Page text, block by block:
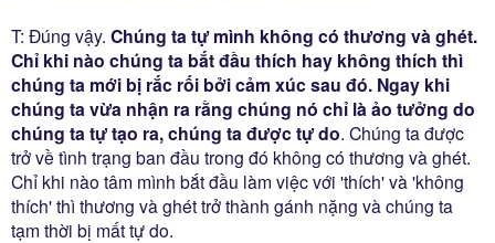
T: Ðúng vậy. Chúng ta tự mình không có thương và ghét.
Chỉ khi nào chúng ta bắt đầu thích hay không thích thì
chúng ta mới bị rắc rối bởi cảm xúc sau đó. Ngay khi
chúng ta vừa nhận ra rằng chúng nó chỉ là ảo tưởng do
chúng ta tự tạo ra, chúng ta được tự do. Chúng ta được
trở về tình trạng ban đầu trong đó không có thương và ghét.
Chỉ khi nào tâm mình bắt đầu làm việc với 'thích' và 'không
thích' thì thương và ghét trở thành gánh nặng và chúng ta
tạm thời bị mất tự do.